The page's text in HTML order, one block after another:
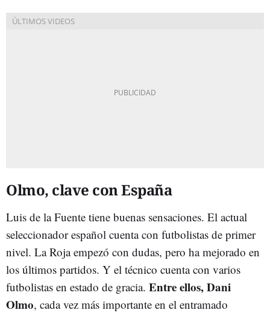
Olmo, clave con España
Luis de la Fuente tiene buenas sensaciones. El actual
seleccionador español cuenta con futbolistas de primer
nivel. La Roja empezó con dudas, pero ha mejorado en
los últimos partidos. Y el técnico cuenta con varios
futbolistas en estado de gracia. Entre ellos, Dani
Olmo, cada vez más importante en el entramado